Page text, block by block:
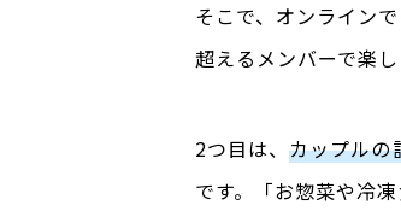
そこで、オンライン
超えるメンバーで楽し
2つ目は、カップルの
です。「お惣菜や冷